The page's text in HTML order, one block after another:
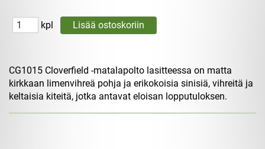
kpl
CG1015 Cloverfield -matalapolto lasitteessa on matta
kirkkaan limenvihreä pohja ja erikokoisia sinisiä, vihreitä ja
keltaisia ​​kiteitä, jotka antavat eloisan lopputuloksen.